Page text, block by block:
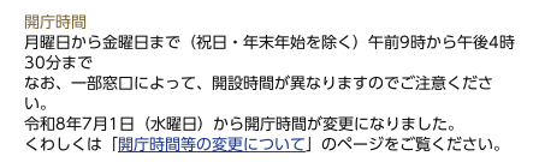
開庁時間
月曜日から金曜日まで（祝日・年末年始を除く）午前9時から午後4時
30分まで
なお、一部窓口によって、開設時間が異なりますのでご注意くださ
い。
令和8年7月1日（水曜日）から開庁時間が変更になりました。
くわしくは「
開庁時間等の変更について 」のページをご覧ください。